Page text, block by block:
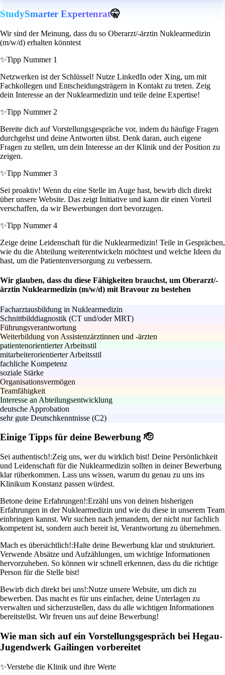
StudySmarter Expertenrat🤫
Wir sind der Meinung, dass du so Oberarzt/-ärztin Nuklearmedizin
(m/w/d) erhalten könntest
✨Tipp Nummer 1
Netzwerken ist der Schlüssel! Nutze LinkedIn oder Xing, um mit
Fachkollegen und Entscheidungsträgern in Kontakt zu treten. Zeig
dein Interesse an der Nuklearmedizin und teile deine Expertise!
✨Tipp Nummer 2
Bereite dich auf Vorstellungsgespräche vor, indem du häufige Fragen
durchgehst und deine Antworten übst. Denk daran, auch eigene
Fragen zu stellen, um dein Interesse an der Klinik und der Position zu
zeigen.
✨Tipp Nummer 3
Sei proaktiv! Wenn du eine Stelle im Auge hast, bewirb dich direkt
über unsere Website. Das zeigt Initiative und kann dir einen Vorteil
verschaffen, da wir Bewerbungen dort bevorzugen.
✨Tipp Nummer 4
Zeige deine Leidenschaft für die Nuklearmedizin! Teile in Gesprächen,
wie du die Abteilung weiterentwickeln möchtest und welche Ideen du
hast, um die Patientenversorgung zu verbessern.
Wir glauben, dass du diese Fähigkeiten brauchst, um Oberarzt/-
ärztin Nuklearmedizin (m/w/d) mit Bravour zu bestehen
Facharztausbildung in Nuklearmedizin
Schnittbilddiagnostik (CT und/oder MRT)
Führungsverantwortung
Weiterbildung von Assistenzärztinnen und -ärzten
patientenorientierter Arbeitsstil
mitarbeiterorientierter Arbeitsstil
fachliche Kompetenz
soziale Stärke
Organisationsvermögen
Teamfähigkeit
Interesse an Abteilungsentwicklung
deutsche Approbation
sehr gute Deutschkenntnisse (C2)
Einige Tipps für deine Bewerbung 🫡
Sei authentisch!:Zeig uns, wer du wirklich bist! Deine Persönlichkeit
und Leidenschaft für die Nuklearmedizin sollten in deiner Bewerbung
klar rüberkommen. Lass uns wissen, warum du genau zu uns ins
Klinikum Konstanz passen würdest.
Betone deine Erfahrungen!:Erzähl uns von deinen bisherigen
Erfahrungen in der Nuklearmedizin und wie du diese in unserem Team
einbringen kannst. Wir suchen nach jemandem, der nicht nur fachlich
kompetent ist, sondern auch bereit ist, Verantwortung zu übernehmen.
Mach es übersichtlich!:Halte deine Bewerbung klar und strukturiert.
Verwende Absätze und Aufzählungen, um wichtige Informationen
hervorzuheben. So können wir schnell erkennen, dass du die richtige
Person für die Stelle bist!
Bewirb dich direkt bei uns!:Nutze unsere Website, um dich zu
bewerben. Das macht es für uns einfacher, deine Unterlagen zu
verwalten und sicherzustellen, dass du alle wichtigen Informationen
bereitstellst. Wir freuen uns auf deine Bewerbung!
Wie man sich auf ein Vorstellungsgespräch bei Hegau-
Jugendwerk Gailingen vorbereitet
✨Verstehe die Klinik und ihre Werte